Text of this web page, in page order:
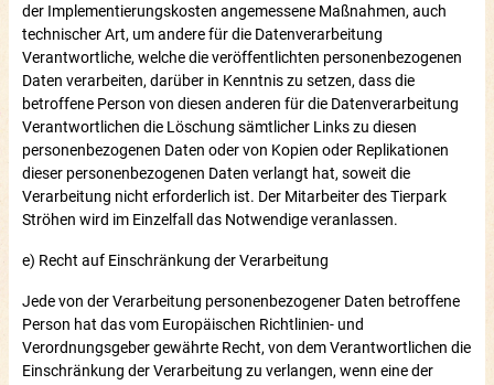
der Implementierungskosten angemessene Maßnahmen, auch
technischer Art, um andere für die Datenverarbeitung
Verantwortliche, welche die veröffentlichten personenbezogenen
Daten verarbeiten, darüber in Kenntnis zu setzen, dass die
betroffene Person von diesen anderen für die Datenverarbeitung
Verantwortlichen die Löschung sämtlicher Links zu diesen
personenbezogenen Daten oder von Kopien oder Replikationen
dieser personenbezogenen Daten verlangt hat, soweit die
Verarbeitung nicht erforderlich ist. Der Mitarbeiter des Tierpark
Ströhen wird im Einzelfall das Notwendige veranlassen.
e) Recht auf Einschränkung der Verarbeitung
Jede von der Verarbeitung personenbezogener Daten betroffene
Person hat das vom Europäischen Richtlinien- und
Verordnungsgeber gewährte Recht, von dem Verantwortlichen die
Einschränkung der Verarbeitung zu verlangen, wenn eine der